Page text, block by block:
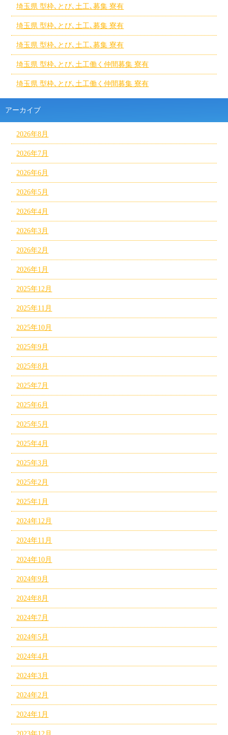
埼玉県 型枠､とび､土工､募集 寮有
埼玉県 型枠､とび､土工､募集 寮有
埼玉県 型枠､とび､土工､募集 寮有
埼玉県 型枠､とび､土工働く仲間募集 寮有
埼玉県 型枠､とび､土工働く仲間募集 寮有
アーカイブ
2026年8月
2026年7月
2026年6月
2026年5月
2026年4月
2026年3月
2026年2月
2026年1月
2025年12月
2025年11月
2025年10月
2025年9月
2025年8月
2025年7月
2025年6月
2025年5月
2025年4月
2025年3月
2025年2月
2025年1月
2024年12月
2024年11月
2024年10月
2024年9月
2024年8月
2024年7月
2024年5月
2024年4月
2024年3月
2024年2月
2024年1月